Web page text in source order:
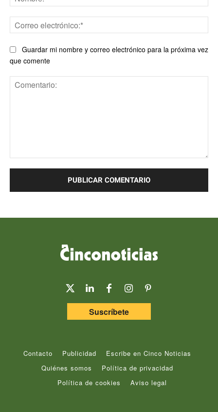
Guardar mi nombre y correo electrónico para la próxima vez
que comente
Suscríbete
Contacto Publicidad
Escribe en Cinco Noticias
Quiénes somos
Política de privacidad
Política de cookies
Aviso legal